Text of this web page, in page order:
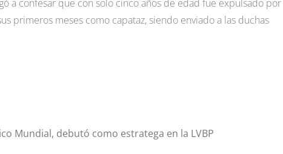
a confesar que con solo cinco años de edad fue expulsado por
primeros meses como capataz, siendo enviado a las duchas
Mundial, debutó como estratega en la LVBP